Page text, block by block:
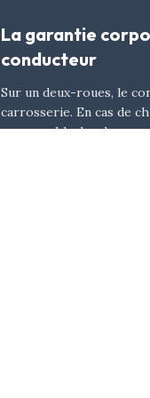
La garantie
conducteur
Sur un deux-roues, le
carrosserie. En cas de
responsable, les